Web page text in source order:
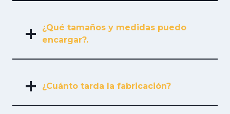
¿Qué tamaños y medidas puedo
encargar?.
¿Cuánto tarda la fabricación?